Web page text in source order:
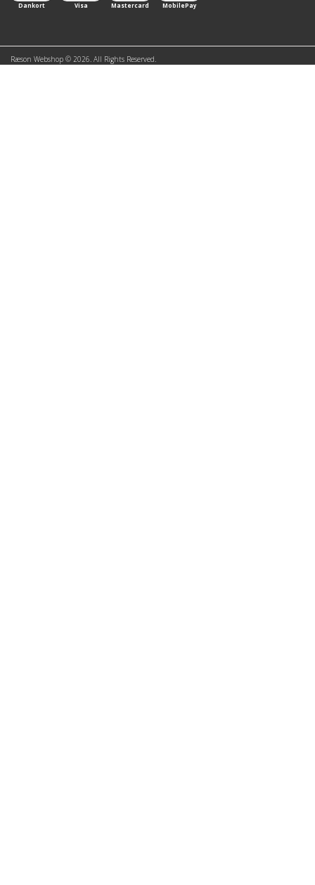
Dankort Visa Mastercard MobilePay
Ræson Webshop © 2026. All Rights Reserved.